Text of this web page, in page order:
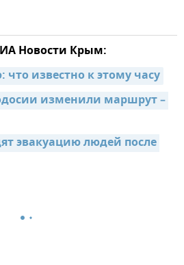
Новости Крым:
известно к этому часу
изменили маршрут –
эвакуацию людей после